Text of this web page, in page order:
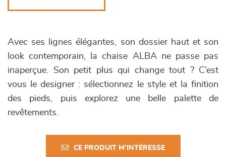
Avec ses lignes élégantes, son dossier haut et son
look contemporain, la chaise ALBA ne passe pas
inaperçue. Son petit plus qui change tout ? C’est
vous le designer : sélectionnez le style et la finition
des pieds, puis explorez une belle palette de
revêtements.
CE PRODUIT M'INTÉRESSE